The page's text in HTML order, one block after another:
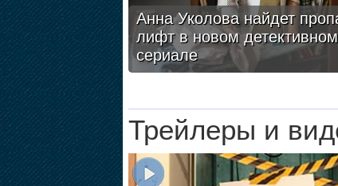
Анна Уколова найдет
лифт в новом детективном
сериале
Трейлеры и